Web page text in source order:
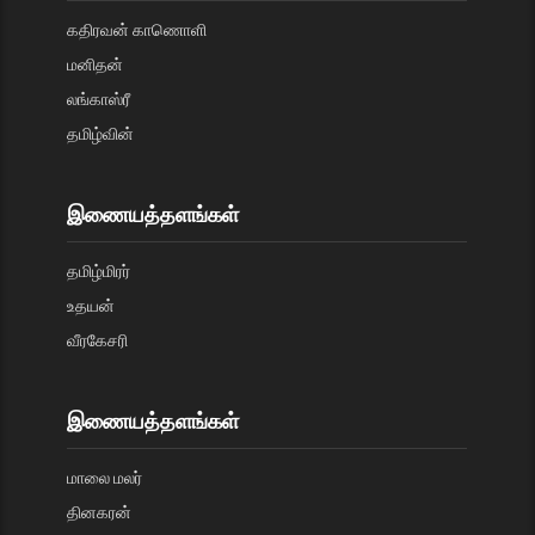
கதிரவன் காணொளி
மனிதன்
லங்காஸ்ரீ
தமிழ்வின்
இணையத்தளங்கள்
தமிழ்மிரர்
உதயன்
வீரகேசரி
இணையத்தளங்கள்
மாலை மலர்
தினகரன்